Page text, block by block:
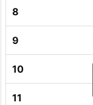
8
9
10
11